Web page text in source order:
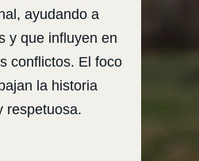
ayudando a
y que influyen en
conflictos. El foco
la historia
respetuosa.